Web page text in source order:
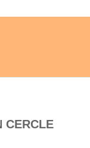
CERCLE